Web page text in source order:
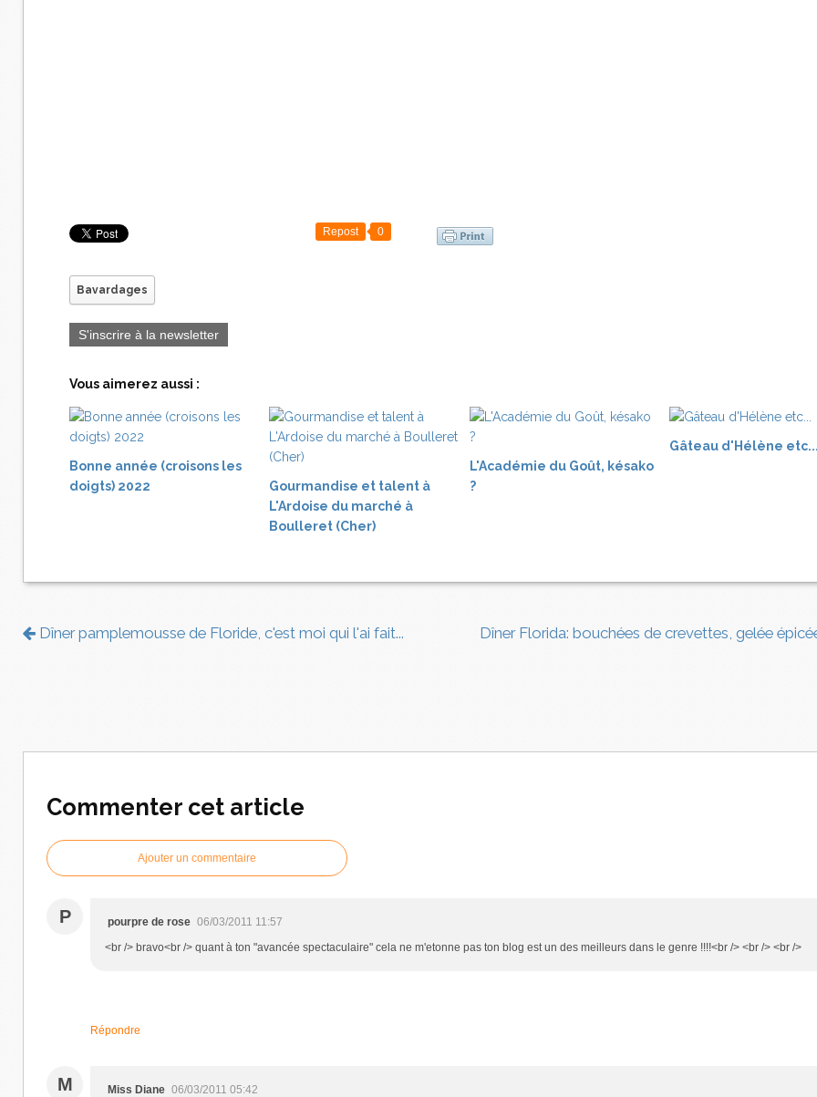
Repost 0
Bavardages
S'inscrire à la newsletter
Vous aimerez aussi :
Bonne année (croisons les
doigts) 2022
Gourmandise et talent à
L'Ardoise du marché à
Boulleret (Cher)
L'Académie du Goût, késako
?
Gâteau d'Hélène
Dîner pamplemousse de Floride, c'est moi qui l'ai fait... Dîner Florida: bouchées de crevettes, gelée
Commenter cet article
Ajouter un commentaire
P pourpre de rose 06/03/2011 11:57
<br /> bravo<br /> quant à ton "avancée spectaculaire" cela ne m'etonne pas ton blog est un des meilleurs dans le genre !!!!<br /> <br /> <br />
Répondre
M Miss Diane 06/03/2011 05:42